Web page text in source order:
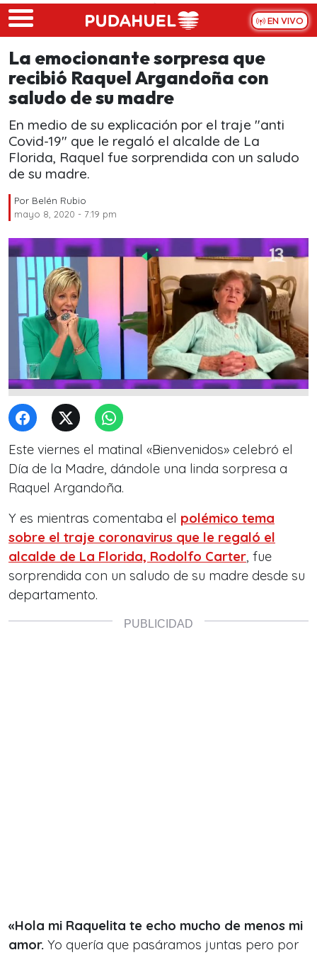
Skip to main content
EN VIVO
La emocionante sorpresa que
recibió Raquel Argandoña con
saludo de su madre
En medio de su explicación por el traje "anti
Covid-19" que le regaló el alcalde de La
Florida, Raquel fue sorprendida con un saludo
de su madre.
Por Belén Rubio
mayo 8, 2020 - 7:19 pm
Este viernes el matinal «Bienvenidos» celebró el
Día de la Madre, dándole una linda sorpresa a
Raquel Argandoña.
Y es mientras comentaba el polémico tema
sobre el traje coronavirus que le regaló el
alcalde de La Florida, Rodolfo Carter, fue
sorprendida con un saludo de su madre desde su
departamento.
«Hola mi Raquelita te echo mucho de menos mi
amor. Yo quería que pasáramos juntas pero por